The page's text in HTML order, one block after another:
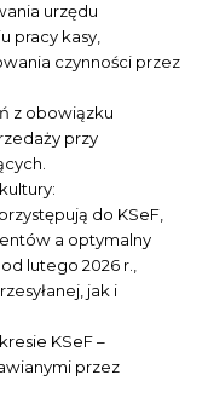
urzędu
pracy kasy,
czynności przez
z obowiązku
przy
do KSeF,
a optymalny
lutego 2026 r.,
jak i
KSeF –
przez